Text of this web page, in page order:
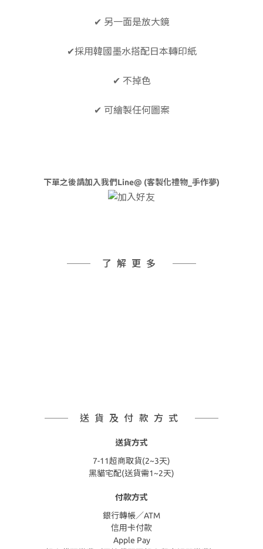
✔ 另一面是放大鏡
✔採用韓國墨水搭配日本轉印紙
✔ 不掉色
✔ 可繪製任何圖案
下單之後請加入我們Line@ (客製化禮物_手作夢)
了解更多
送貨及付款方式
送貨方式
7-11超商取貨(2~3天)
黑貓宅配(送貨需1~2天)
付款方式
銀行轉帳／ATM
信用卡付款
Apple Pay